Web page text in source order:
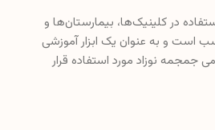
در کلینیک‌ها، بیمارستان‌ها و
است و به عنوان یک ابزار آموزشی
جمجمه نوزاد مورد استفاده قرار